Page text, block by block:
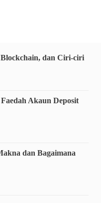
dan Ciri-ciri
Akaun Deposit
dan Bagaimana